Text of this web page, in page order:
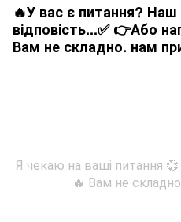
🔥У вас є питання?
відповість...✅ 👉Або
Вам не складно. нам
Я чекаю на ваші питання
🔥 Вам не